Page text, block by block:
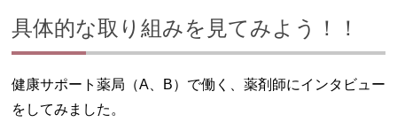
具体的な取り組みを見てみよう！！
健康サポート薬局（A、B）で働く、薬剤師にインタビュー
をしてみました。